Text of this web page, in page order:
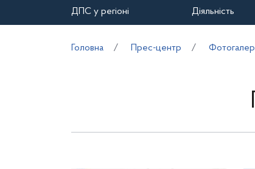
ДПС у регіоні Діяльність
Головна Прес-центр